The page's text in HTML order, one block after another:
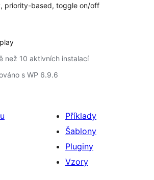
priority-based, toggle on/off
než 10 aktivních instalací
s WP 6.9.6
Příklady
Šablony
Pluginy
Vzory